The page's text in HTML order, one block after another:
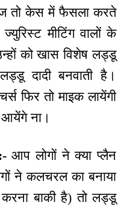
तो केस में फैसला करते
मीटिंग वालों के
को खास विशेष लड्डू
दादी बनवाती है।
फिर तो माइक लायेंगी
आयेंगे ना।
आप लोगों ने क्या प्लैन
ने कलचरल का बनाया
बाकी है) तो लड्डू